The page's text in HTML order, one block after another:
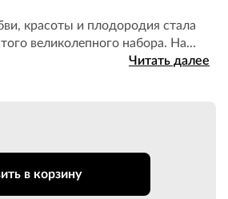
красоты и плодородия стала
великолепного набора. На...
Читать далее
в корзину